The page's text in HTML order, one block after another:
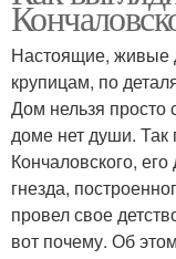
Настоящие, живые
крупицам, по
Дом нельзя просто
доме нет души. Так
Кончаловского,
гнезда,
провел свое
вот почему. Об